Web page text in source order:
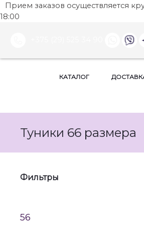
Прием заказов осуществляется
18:00
КАТАЛОГ
Туники 66 размера
Фильтры
56